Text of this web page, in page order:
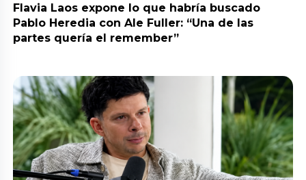
Flavia Laos expone lo que habría buscado
Pablo Heredia con Ale Fuller: “Una de las
partes quería el remember”